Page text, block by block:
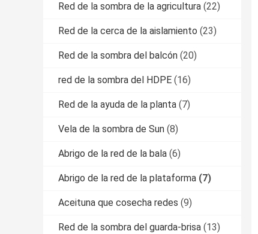
Red de la sombra de la agricultura (22)
Red de la cerca de la aislamiento (23)
Red de la sombra del balcón (20)
red de la sombra del HDPE (16)
Red de la ayuda de la planta (7)
Vela de la sombra de Sun (8)
Abrigo de la red de la bala (6)
Abrigo de la red de la plataforma (7)
Aceituna que cosecha redes (9)
Red de la sombra del guarda-brisa (13)